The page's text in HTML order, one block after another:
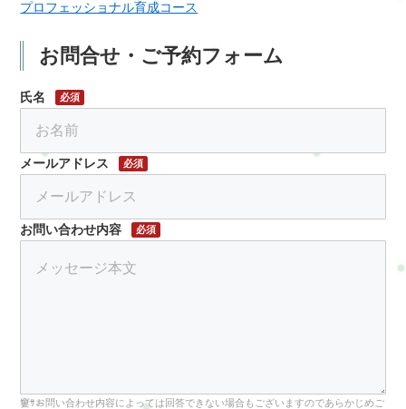
プロフェッショナル育成コース
お問合せ・ご予約フォーム
氏名 必須
メールアドレス 必須
お問い合わせ内容 必須
お問い合わせ内容によっては回答できない場合もございますのであらかじめご